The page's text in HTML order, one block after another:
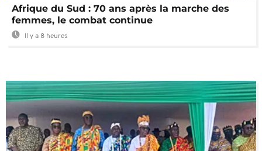
Afrique du Sud : 70 ans après la marche des
femmes, le combat continue
Il y a 8 heures